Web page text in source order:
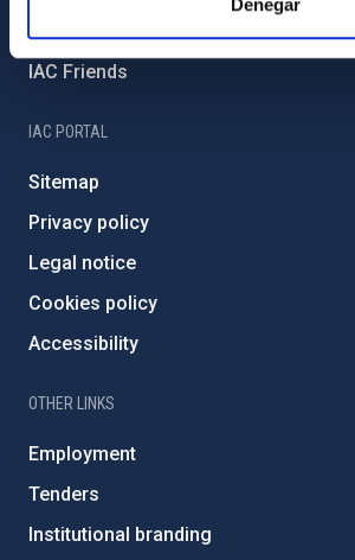
Severo Ochoa Programme
IAC Friends
IAC PORTAL
Sitemap
Privacy policy
Legal notice
Cookies policy
Accessibility
OTHER LINKS
Employment
Tenders
Institutional branding